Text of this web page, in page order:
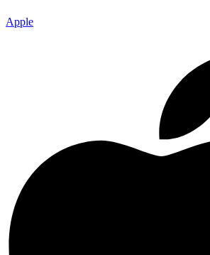
Apple